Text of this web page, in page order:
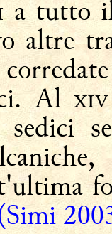
a tutto
altre
Al